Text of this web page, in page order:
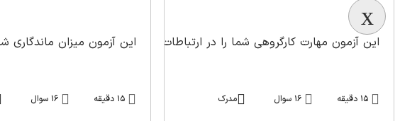
این آزمون مهارت کارگروهی شما را در ارتباطات، تطبیق پذیری، حل
15 دقیقه 16 سوال مدرک
این آزمون میزان
15 دقیقه 16 سوال